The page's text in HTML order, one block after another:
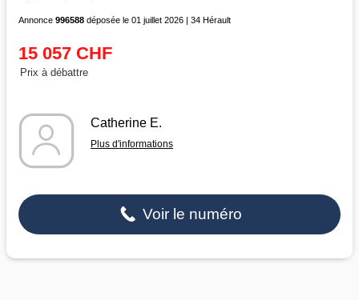
Annonce 996588 déposée le 01 juillet 2026 | 34 Hérault
15 057 CHF
Prix à débattre
Catherine E.
Plus d'informations
Voir le numéro